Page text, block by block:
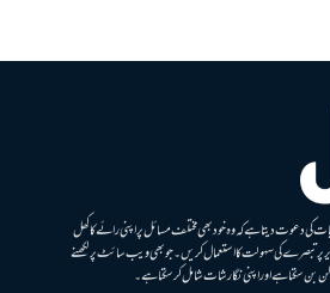
کی دعوت دیتا ہے کہ وہ خود بھی مختلف مسائل پر اپنی رائے کا کھل
پر تبصرے کی سہولت کا استعمال کریں۔ جو بھی ویب سائٹ پر لکھنے
رکن بن سکتا ہے اور اپنی نگارشات شامل کرسکتا ہے۔